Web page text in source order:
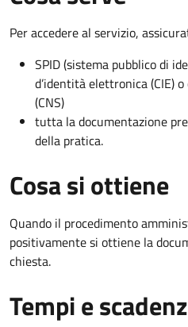
Per accedere al servizio,
SPID (sistema pubblico di
d’identità elettronica (CIE)
(CNS)
tutta la documentazione
della pratica.
Cosa si ottiene
Quando il procedimento
positivamente si ottiene la
chiesta.
Tempi e